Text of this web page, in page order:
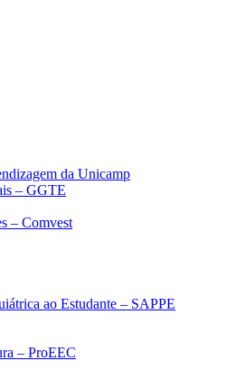
da Unicamp
– GGTE
– Comvest
ao Estudante – SAPPE
– ProEEC